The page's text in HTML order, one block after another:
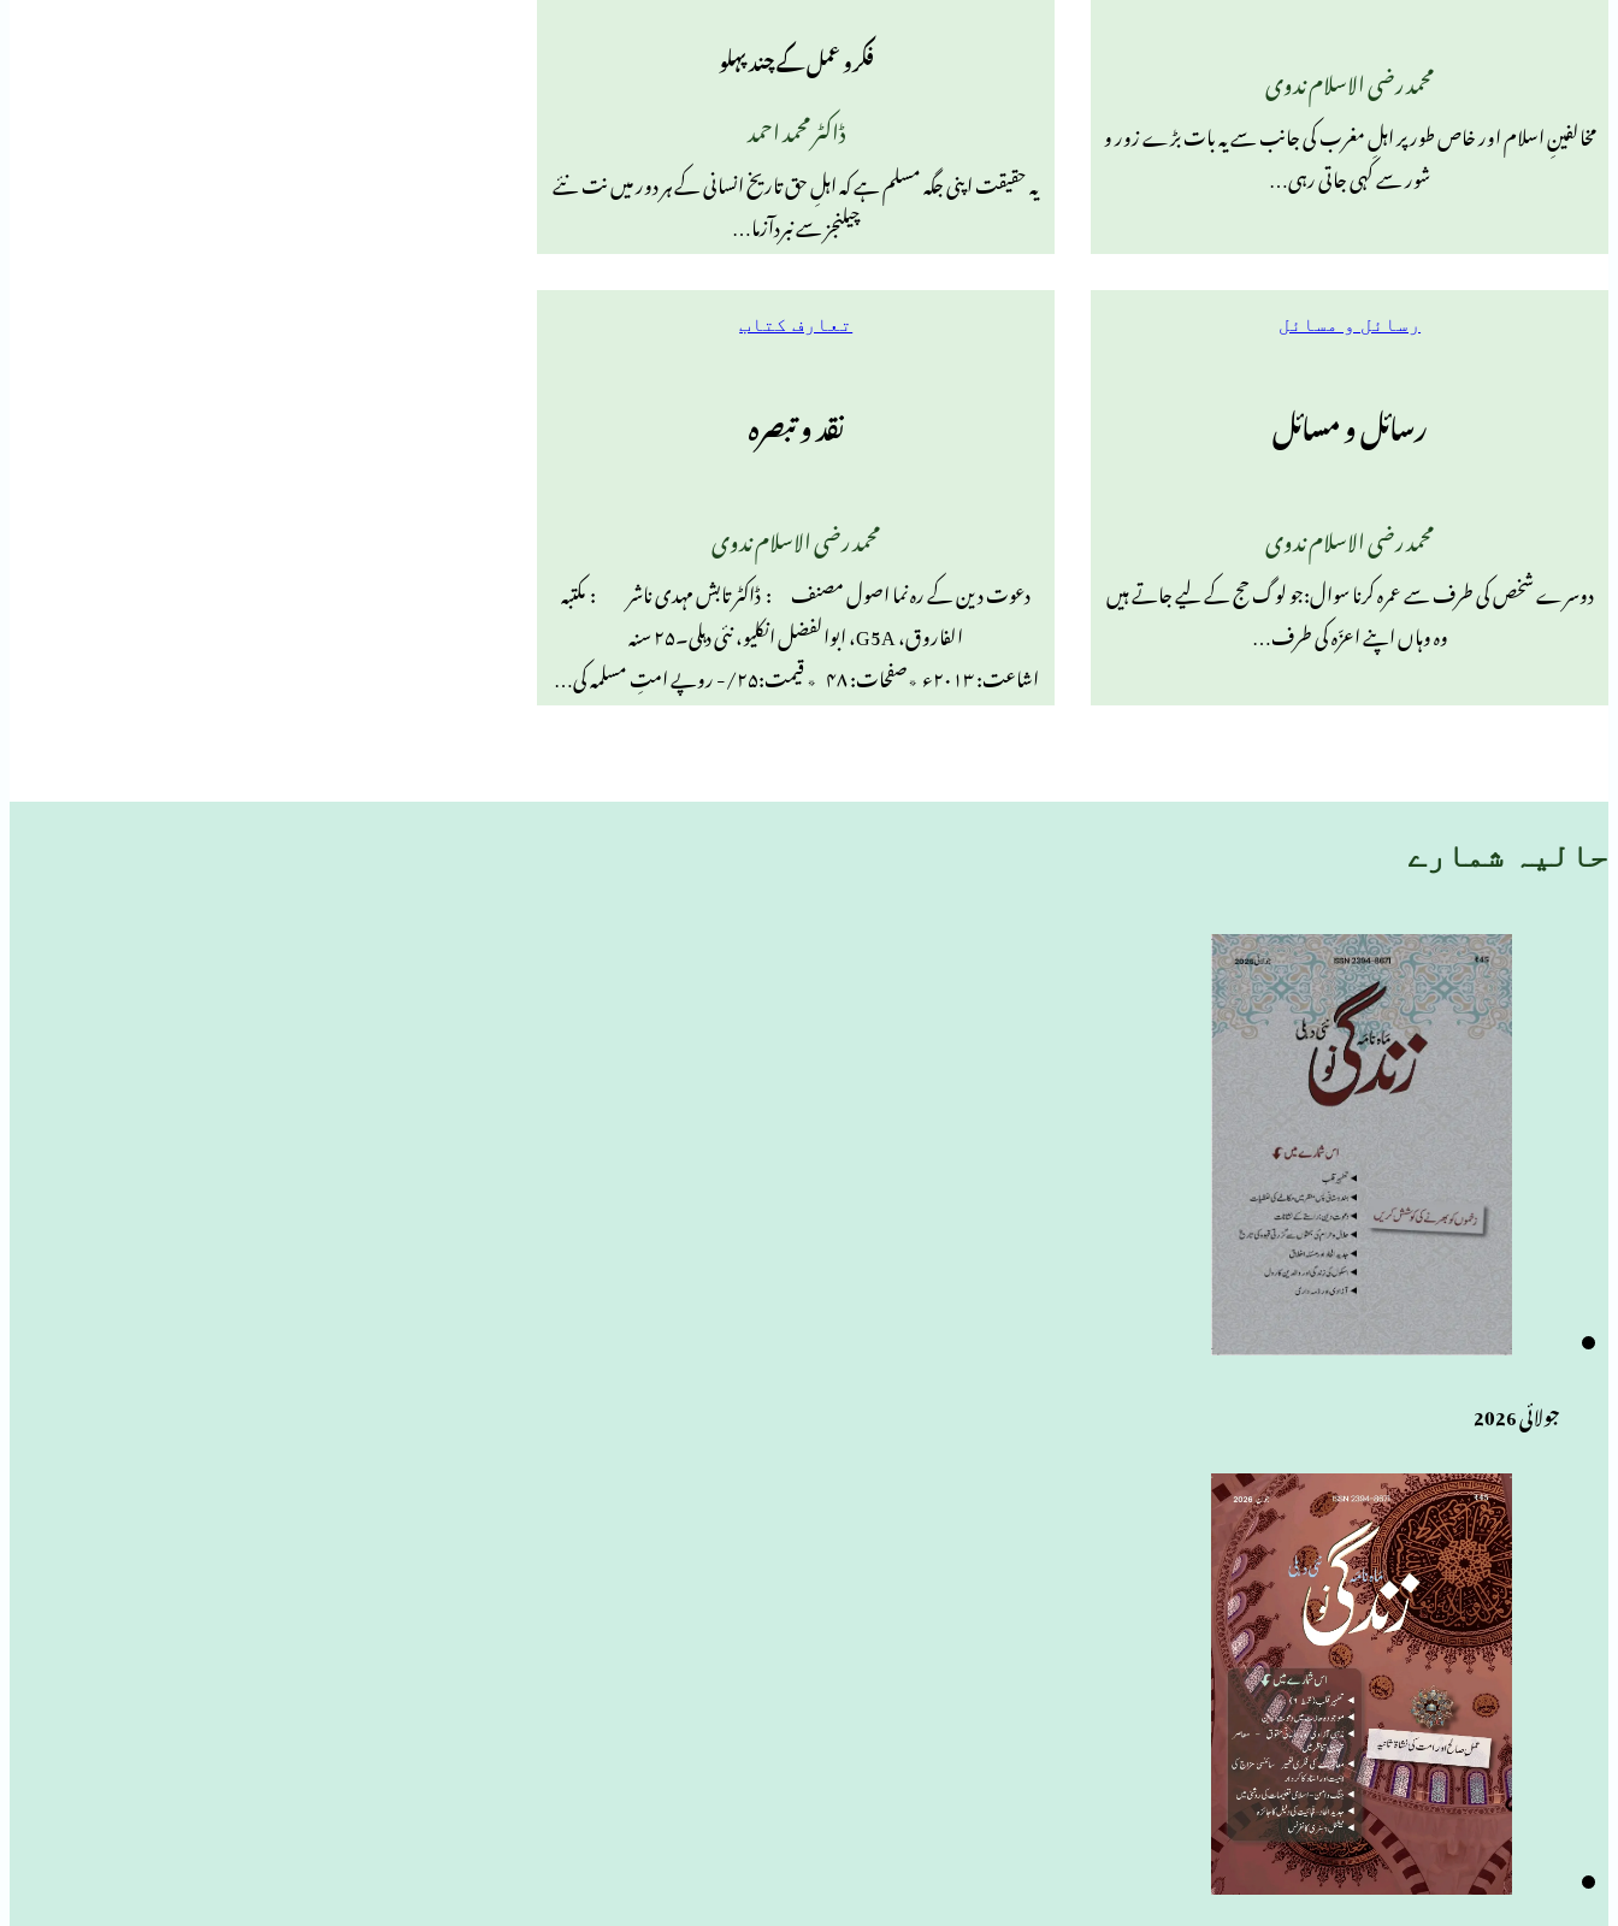
محمد رضی الاسلام ندوی
مخالفینِ اسلام اور خاص طورپر اہلِ مغرب کی جانب سے یہ بات بڑے زور و
شور سے کہی جاتی رہی…
فکرو عمل کے چند پہلو
ڈاکٹر محمد احمد
یہ حقیقت اپنی جگہ مسلم ہے کہ اہلِ حق تاریخ انسانی کے ہر دور میں نت نئے
چیلنجز سے نبردآزما…
رسائل و مسائل
رسائل و مسائل
محمد رضی الاسلام ندوی
دوسرے شخص کی طرف سے عمرہ کرنا سوال:جو لوگ حج کے لیے جاتے ہیں
وہ وہاں اپنے اعزّہ کی طرف…
تعارف کتاب
نقد و تبصرہ
محمد رضی الاسلام ندوی
دعوت دین کے رہ نما اصول مصنف : ڈاکٹر تابش مہدی ناشر : مکتبہ
الفاروق، G5A، ابوالفضل انکلیو، نئی دہلی۔۲۵ سنہ
اشاعت: ۲۰۱۳ء ٭صفحات: ۴۸ ٭ قیمت:۲۵/- روپے امتِ مسلمہ کی…
حالیہ شمارے
جولائی 2026